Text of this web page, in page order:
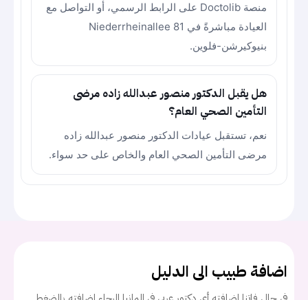
منصة Doctolib على الرابط الرسمي، أو التواصل مع
العيادة مباشرةً في Niederrheinallee 81
بنيوكيرشن-فلوين.
هل يقبل الدكتور منصور عبدالله زاده مرضى
التأمين الصحي العام؟
نعم، تستقبل عيادات الدكتور منصور عبدالله زاده
مرضى التأمين الصحي العام والخاص على حد سواء.
اضافة طبيب الى الدليل